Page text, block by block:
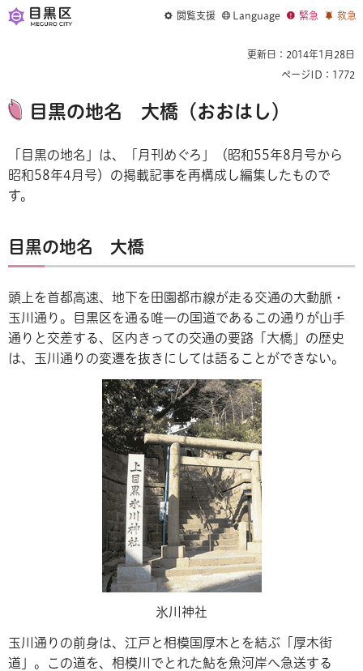
閲覧支援 Language 緊急 救急
更新日：2014年1月28日
ページID：1772
目黒の地名 大橋（おおはし）
「目黒の地名」は、「月刊めぐろ」（昭和55年8月号から
昭和58年4月号）の掲載記事を再構成し編集したもので
す。
目黒の地名 大橋
頭上を首都高速、地下を田園都市線が走る交通の大動脈・
玉川通り。目黒区を通る唯一の国道であるこの通りが山手
通りと交差する、区内きっての交通の要路「大橋」の歴史
は、玉川通りの変遷を抜きにしては語ることができない。
氷川神社
玉川通りの前身は、江戸と相模国厚木とを結ぶ「厚木街
道」。この道を、相模川でとれた鮎を魚河岸へ急送する